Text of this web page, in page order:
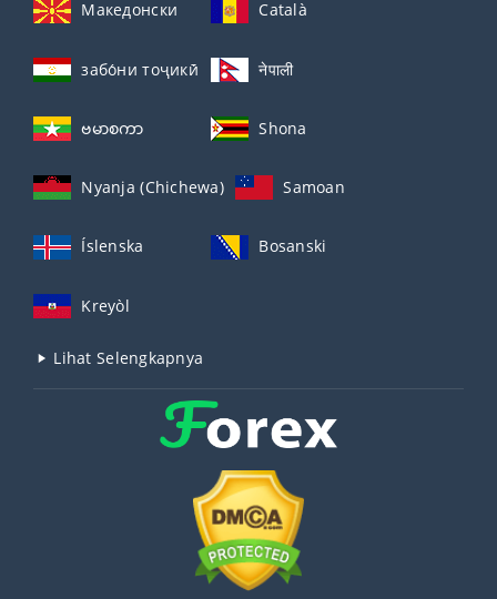
Македонски Català
забо́ни тоҷикӣ́ नेपाली
ဗမာစကာ Shona
Nyanja (Chichewa) Samoan
Íslenska Bosanski
Kreyòl
Lihat Selengkapnya